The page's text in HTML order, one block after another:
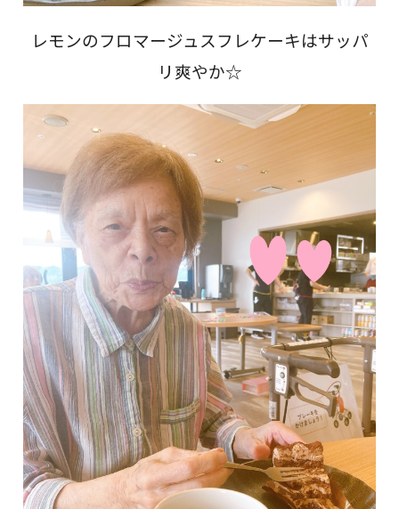
レモンのフロマージュスフレケーキはサッパ
リ爽やか☆